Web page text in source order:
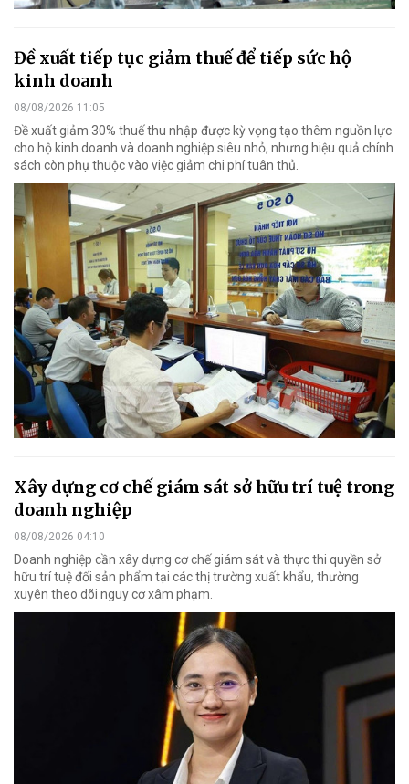
Đề xuất tiếp tục giảm thuế để tiếp sức hộ
kinh doanh
08/08/2026 11:05
Đề xuất giảm 30% thuế thu nhập được kỳ vọng tạo thêm nguồn lực
cho hộ kinh doanh và doanh nghiệp siêu nhỏ, nhưng hiệu quả chính
sách còn phụ thuộc vào việc giảm chi phí tuân thủ.
Xây dựng cơ chế giám sát sở hữu trí tuệ trong
doanh nghiệp
08/08/2026 04:10
Doanh nghiệp cần xây dựng cơ chế giám sát và thực thi quyền sở
hữu trí tuệ đối sản phẩm tại các thị trường xuất khẩu, thường
xuyên theo dõi nguy cơ xâm phạm.